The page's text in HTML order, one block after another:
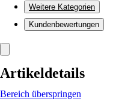
Weitere Kategorien
Kundenbewertungen
Artikeldetails
Bereich überspringen